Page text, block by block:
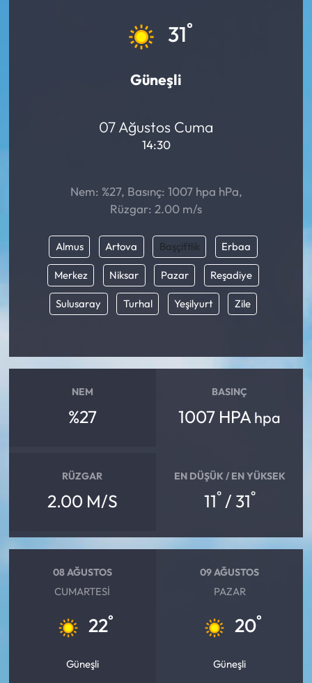
31°
Güneşli
07 Ağustos Cuma
14:30
Nem: %27, Basınç: 1007 hpa hPa,
Rüzgar: 2.00 m/s
Almus Artova Başçiftlik Erbaa
Merkez Niksar Pazar Reşadiye
Sulusaray Turhal Yeşilyurt Zile
NEM
%27
BASINÇ
1007 HPA hpa
RÜZGAR
2.00 M/S
EN DÜŞÜK / EN YÜKSEK
11°/ 31°
08 AĞUSTOS
CUMARTESI
22°
Güneşli
09 AĞUSTOS
PAZAR
20°
Güneşli
İskilip Haberleri
Kültür Sanat
Laçin Haberleri
Magazin
Ortaköy Haberleri
Sağlık
Siyaset